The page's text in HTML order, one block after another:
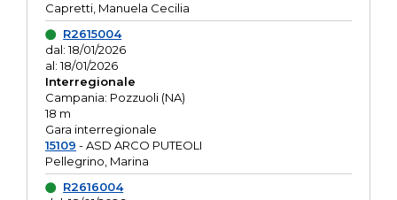
Capretti, Manuela Cecilia
R2615004
dal: 18/01/2026
al: 18/01/2026
Interregionale
Campania: Pozzuoli (NA)
18 m
Gara interregionale
15109 - ASD ARCO PUTEOLI
Pellegrino, Marina
R2616004